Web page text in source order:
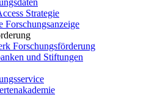
Strategie
Forschungsanzeige
Forschungsförderung
und Stiftungen